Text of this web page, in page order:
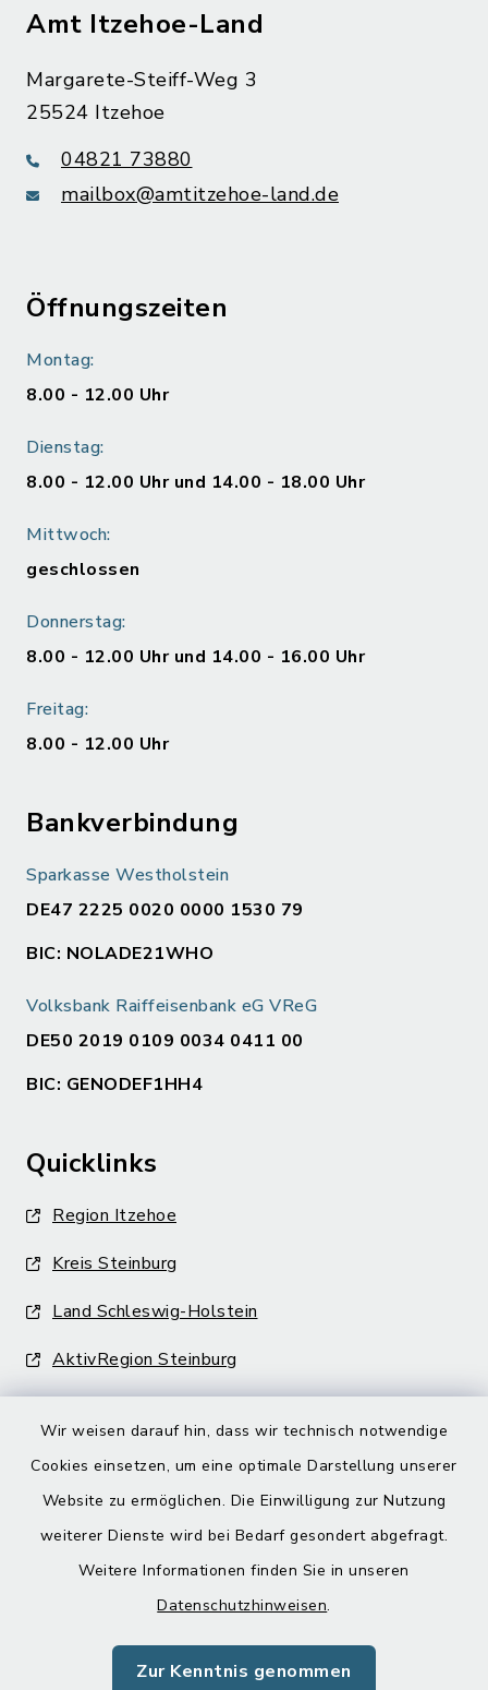
Wir weisen darauf hin, dass wir technisch notwendige
Cookies einsetzen, um eine optimale Darstellung unserer
Website zu ermöglichen. Die Einwilligung zur Nutzung
weiterer Dienste wird bei Bedarf gesondert abgefragt.
Weitere Informationen finden Sie in unseren
Datenschutzhinweisen.
Zur Kenntnis genommen
Amt Itzehoe-Land
Margarete-Steiff-Weg 3
25524 Itzehoe
04821 73880
mailbox@amtitzehoe-land.de
Öffnungszeiten
Montag:
8.00 - 12.00 Uhr
Dienstag:
8.00 - 12.00 Uhr und 14.00 - 18.00 Uhr
Mittwoch:
geschlossen
Donnerstag:
8.00 - 12.00 Uhr und 14.00 - 16.00 Uhr
Freitag:
8.00 - 12.00 Uhr
Bankverbindung
Sparkasse Westholstein
DE47 2225 0020 0000 1530 79
BIC: NOLADE21WHO
Volksbank Raiffeisenbank eG VReG
DE50 2019 0109 0034 0411 00
BIC: GENODEF1HH4
Quicklinks
Region Itzehoe
Kreis Steinburg
Land Schleswig-Holstein
AktivRegion Steinburg
Barrierefreiheit